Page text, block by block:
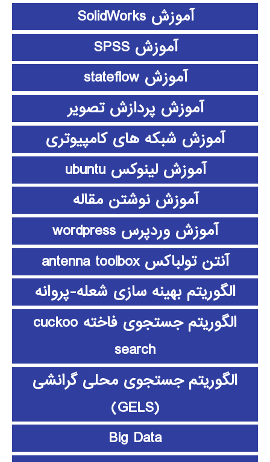
آموزش SolidWorks
آموزش SPSS
آموزش stateflow
آموزش پردازش تصویر
آموزش شبکه های کامپیوتری
آموزش لینوکس ubuntu
آموزش نوشتن مقاله
آموزش وردپرس wordpress
آنتن تولباکس antenna toolbox
الگوریتم بهینه سازی شعله-پروانه
الگوریتم جستجوی فاخته cuckoo
search
الگوریتم جستجوی محلی گرانشی
(GELS)
Big Data